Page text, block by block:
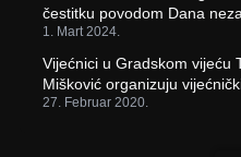
čestitku povodom Dana
1. Mart 2024.
Vijećnici u Gradskom vijeću
Mišković organizuju
27. Februar 2020.